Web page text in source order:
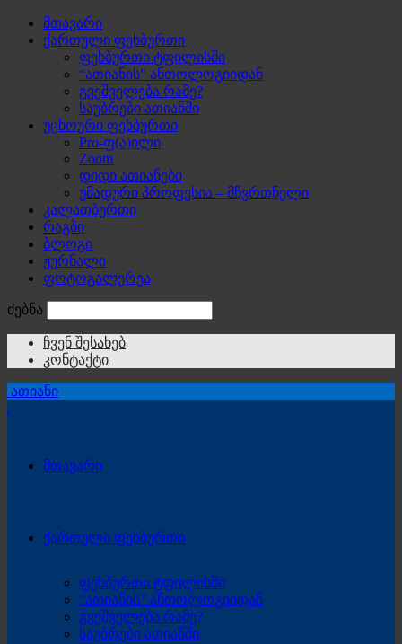
მთავარი
ქართული ფეხბურთი
ფეხბურთი ტფილისში
“ათიანის” ანთოლოგიიდან
გვეშველება რამე?
საუბრები ათიანში
უცხოური ფეხბურთი
Pro-ფ(ა)ილი
Zoom
დიდი ათიანები
უმადური პროფესია – მწვრთნელი
კალათბურთი
რაგბი
ბლოგი
ჟურნალი
ფოტოგალერეა
ძებნა
ჩვენ შესახებ
კონტაქტი
ათიანი
მთავარი
ქართული ფეხბურთი
ფეხბურთი ტფილისში
“ათიანის” ანთოლოგიიდან
გვეშველება რამე?
საუბრები ათიანში